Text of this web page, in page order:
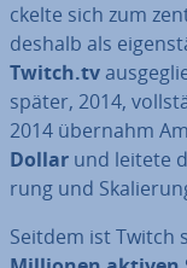
ckel­te sich zum
deshalb als
Twitch.tv
später, 2014,
2014 übernahm
Dollar und leitete
rung und
Seitdem ist Twitch